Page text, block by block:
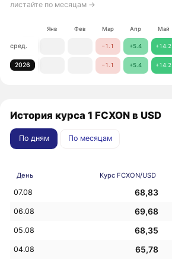
листайте по месяцам →
Янв Фев Мар Апр Май
сред. −1.1 +5.4 +14.2
2026 −1.1 +5.4 +14.2
История курса 1 FCXON в USD
По дням По месяцам
День Курс FCXON/USD
07.08 68,83
06.08 69,68
05.08 68,35
04.08 65,78